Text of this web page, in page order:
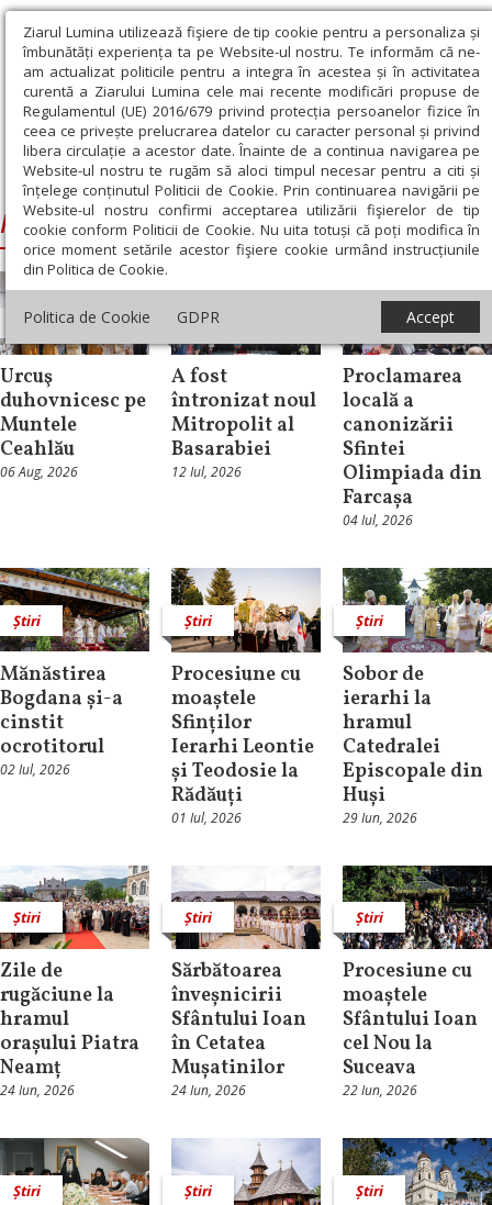
Ziarul Lumina utilizează fişiere de tip cookie pentru a personaliza și
îmbunătăți experiența ta pe Website-ul nostru. Te informăm că ne-
am actualizat politicile pentru a integra în acestea și în activitatea
curentă a Ziarului Lumina cele mai recente modificări propuse de
Regulamentul (UE) 2016/679 privind protecția persoanelor fizice în
ceea ce privește prelucrarea datelor cu caracter personal și privind
libera circulație a acestor date. Înainte de a continua navigarea pe
Website-ul nostru te rugăm să aloci timpul necesar pentru a citi și
înțelege conținutul Politicii de Cookie. Prin continuarea navigării pe
Website-ul nostru confirmi acceptarea utilizării fişierelor de tip
cookie conform Politicii de Cookie. Nu uita totuși că poți modifica în
orice moment setările acestor fişiere cookie urmând instrucțiunile
din Politica de Cookie.
Politica de Cookie GDPR Accept
Ziarul Lumina › Nectarie de Bogdania
Nectarie de Bogdania
Știri
Urcuş
duhovnicesc pe
Muntele
Ceahlău
06 Aug, 2026
Știri
A fost
întronizat noul
Mitropolit al
Basarabiei
12 Iul, 2026
Proclamarea
locală a
canonizării
Sfintei
Olimpiada din
Farcașa
04 Iul, 2026
Știri
Mănăstirea
Bogdana și-a
cinstit
ocrotitorul
02 Iul, 2026
Știri
Procesiune cu
moaștele
Sfinților
Ierarhi Leontie
și Teodosie la
Rădăuți
01 Iul, 2026
Știri
Sobor de
ierarhi la
hramul
Catedralei
Episcopale din
Huși
29 Iun, 2026
Știri
Zile de
rugăciune la
hramul
orașului Piatra
Neamț
24 Iun, 2026
Știri
Sărbătoarea
înveșnicirii
Sfântului Ioan
în Cetatea
Mușatinilor
24 Iun, 2026
Știri
Procesiune cu
moaștele
Sfântului Ioan
cel Nou la
Suceava
22 Iun, 2026
Știri Știri Știri